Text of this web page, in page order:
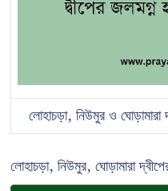
লোহাচড়া, নিউমুর ও
লোহাচড়া, নিউমুর, ঘোড়ামারা